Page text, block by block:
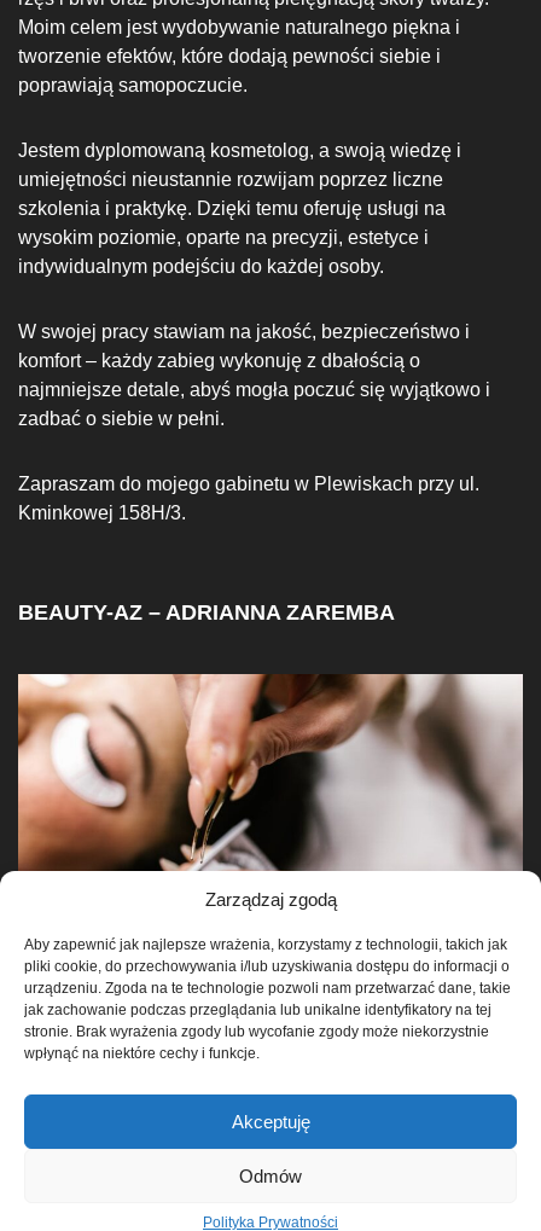
Zarządzaj zgodą
Aby zapewnić jak najlepsze wrażenia, korzystamy z technologii, takich jak
pliki cookie, do przechowywania i/lub uzyskiwania dostępu do informacji o
urządzeniu. Zgoda na te technologie pozwoli nam przetwarzać dane, takie
jak zachowanie podczas przeglądania lub unikalne identyfikatory na tej
stronie. Brak wyrażenia zgody lub wycofanie zgody może niekorzystnie
wpłynąć na niektóre cechy i funkcje.
Akceptuję
Odmów
Polityka Prywatności
Moim celem jest wydobywanie naturalnego piękna i
tworzenie efektów, które dodają pewności siebie i
poprawiają samopoczucie.
Jestem dyplomowaną kosmetolog, a swoją wiedzę i
umiejętności nieustannie rozwijam poprzez liczne
szkolenia i praktykę. Dzięki temu oferuję usługi na
wysokim poziomie, oparte na precyzji, estetyce i
indywidualnym podejściu do każdej osoby.
W swojej pracy stawiam na jakość, bezpieczeństwo i
komfort – każdy zabieg wykonuję z dbałością o
najmniejsze detale, abyś mogła poczuć się wyjątkowo i
zadbać o siebie w pełni.
Zapraszam do mojego gabinetu w Plewiskach przy ul.
Kminkowej 158H/3.
BEAUTY-AZ – ADRIANNA ZAREMBA
Polityka Prywatności